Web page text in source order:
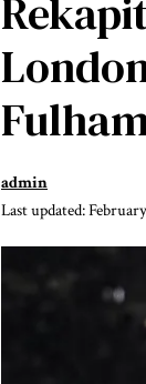
Last updated:
admin